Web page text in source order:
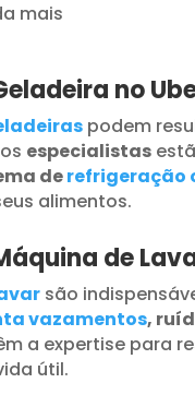
mais
no
podem
especialistas
derefrigeração
alimentos.
de
são
vazamentos,
a expertise para
útil.